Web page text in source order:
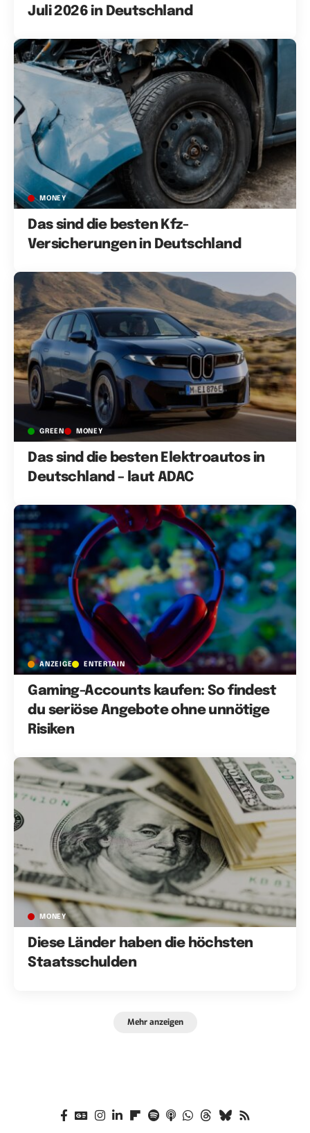
Juli 2026 in Deutschland
MONEY
Das sind die besten Kfz-
Versicherungen in Deutschland
GREEN MONEY
Das sind die besten Elektroautos in
Deutschland – laut ADAC
ANZEIGE ENTERTAIN
Gaming-Accounts kaufen: So findest
du seriöse Angebote ohne unnötige
Risiken
MONEY
Diese Länder haben die höchsten
Staatsschulden
Mehr anzeigen